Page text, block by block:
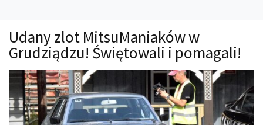
Technika jazdy
Oświetlenie
Kalkulatory
Przelicznik mocy
Auto z niemiec
Udany zlot MitsuManiaków w
Grudziądzu! Świętowali i pomagali!